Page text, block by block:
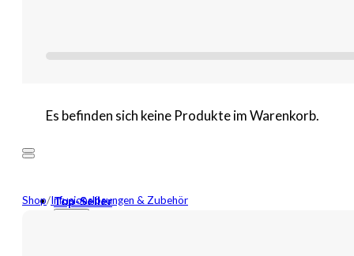
Es befinden sich keine Produkte im Warenkorb.
Top-Seller
Shop/Infusionslösungen & Zubehör